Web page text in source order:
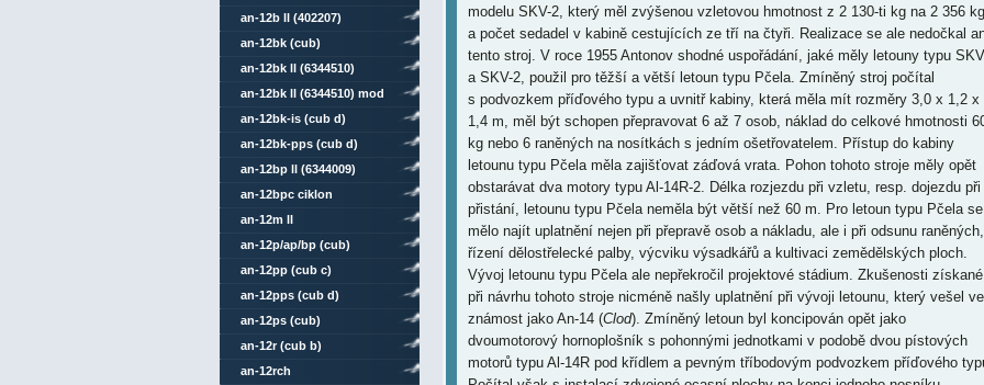
modelu SKV-2, který měl zvýšenou vzletovou hmotnost z 2 130-ti kg na 2 356 kg
a počet sedadel v kabině cestujících ze tří na čtyři. Realizace se ale nedočkal
tento stroj. V roce 1955 Antonov shodné uspořádání, jaké měly letouny typu SKV
a SKV-2, použil pro těžší a větší letoun typu Pčela. Zmíněný stroj počítal
s podvozkem příďového typu a uvnitř kabiny, která měla mít rozměry 3,0 x 1,2 x
1,4 m, měl být schopen přepravovat 6 až 7 osob, náklad do celkové hmotnosti
kg nebo 6 raněných na nosítkách s jedním ošetřovatelem. Přístup do kabiny
letounu typu Pčela měla zajišťovat záďová vrata. Pohon tohoto stroje měly opět
obstarávat dva motory typu Al-14R-2. Délka rozjezdu při vzletu, resp. dojezdu při
přistání, letounu typu Pčela neměla být větší než 60 m. Pro letoun typu Pčela se
mělo najít uplatnění nejen při přepravě osob a nákladu, ale i při odsunu raněných,
řízení dělostřelecké palby, výcviku výsadkářů a kultivaci zemědělských ploch.
Vývoj letounu typu Pčela ale nepřekročil projektové stádium. Zkušenosti získané
při návrhu tohoto stroje nicméně našly uplatnění při vývoji letounu, který vešel ve
známost jako An-14 (Clod). Zmíněný letoun byl koncipován opět jako
dvoumotorový hornoplošník s pohonnými jednotkami v podobě dvou pístových
motorů typu Al-14R pod křídlem a pevným tříbodovým podvozkem příďového
an-12b ll (402207)
an-12bk (cub)
an-12bk ll (6344510)
an-12bk ll (6344510) mod
an-12bk-is (cub d)
an-12bk-pps (cub d)
an-12bp ll (6344009)
an-12bpc ciklon
an-12m ll
an-12p/ap/bp (cub)
an-12pp (cub c)
an-12pps (cub d)
an-12ps (cub)
an-12r (cub b)
an-12rch